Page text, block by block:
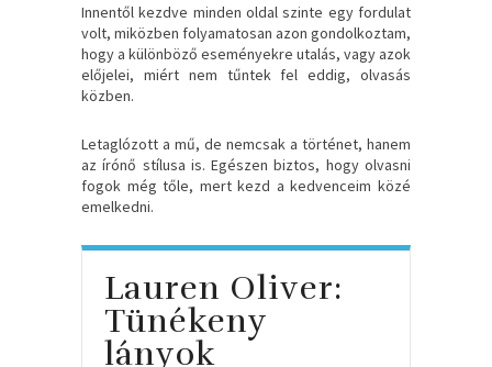
Innentől kezdve minden oldal szinte egy fordulat
volt, miközben folyamatosan azon gondolkoztam,
hogy a különböző eseményekre utalás, vagy azok
előjelei, miért nem tűntek fel eddig, olvasás
közben.
Letaglózott a mű, de nemcsak a történet, hanem
az írónő stílusa is. Egészen biztos, hogy olvasni
fogok még tőle, mert kezd a kedvenceim közé
emelkedni.
Lauren Oliver:
Tünékeny
lányok